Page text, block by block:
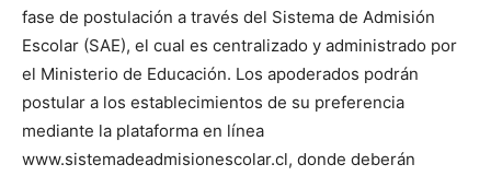
fase de postulación a través del Sistema de Admisión
Escolar (SAE), el cual es centralizado y administrado por
el Ministerio de Educación. Los apoderados podrán
postular a los establecimientos de su preferencia
mediante la plataforma en línea
www.sistemadeadmisionescolar.cl, donde deberán